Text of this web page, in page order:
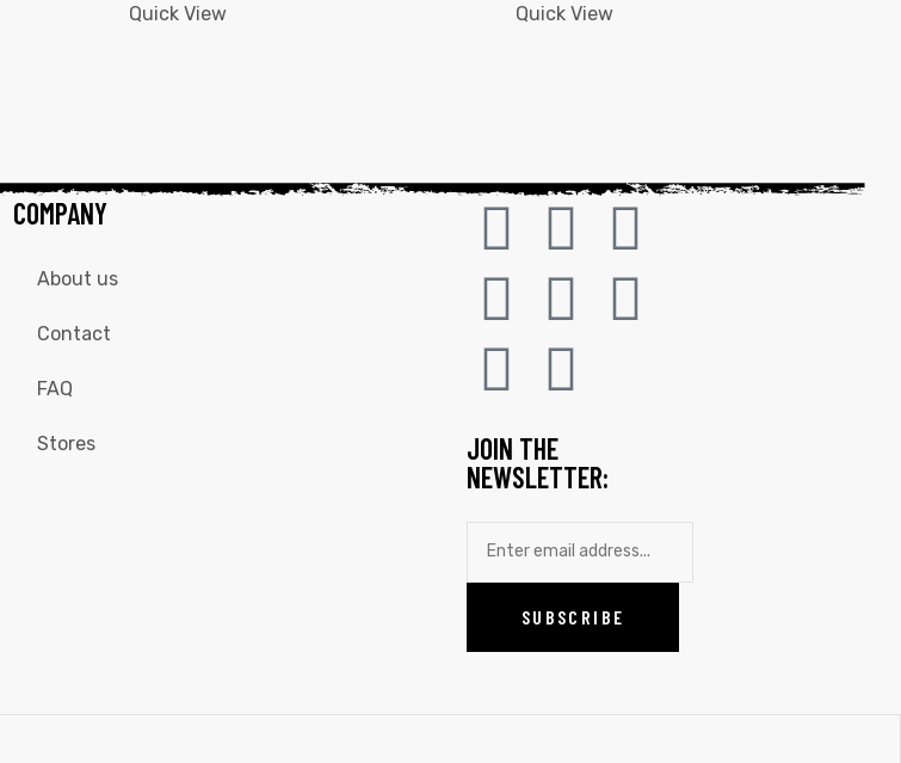
Quick View
Quick View
COMPANY
About us
Contact
FAQ
Stores
JOIN THE
NEWSLETTER: